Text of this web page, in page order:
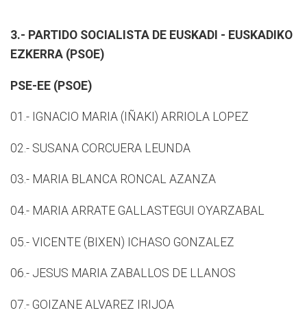
3.- PARTIDO SOCIALISTA DE EUSKADI - EUSKADIKO
EZKERRA (PSOE)
PSE-EE (PSOE)
01.- IGNACIO MARIA (IÑAKI) ARRIOLA LOPEZ
02.- SUSANA CORCUERA LEUNDA
03.- MARIA BLANCA RONCAL AZANZA
04.- MARIA ARRATE GALLASTEGUI OYARZABAL
05.- VICENTE (BIXEN) ICHASO GONZALEZ
06.- JESUS MARIA ZABALLOS DE LLANOS
07.- GOIZANE ALVAREZ IRIJOA